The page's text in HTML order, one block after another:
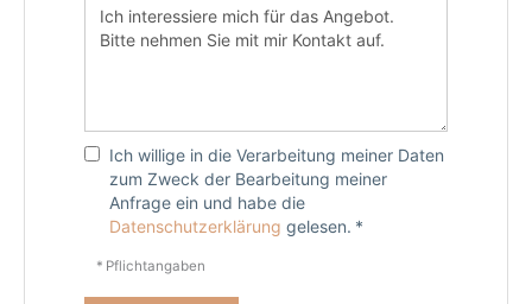
Ich willige in die Verarbeitung meiner Daten
zum Zweck der Bearbeitung meiner
Anfrage ein und habe die
Datenschutzerklärung gelesen. *
* Pflichtangaben